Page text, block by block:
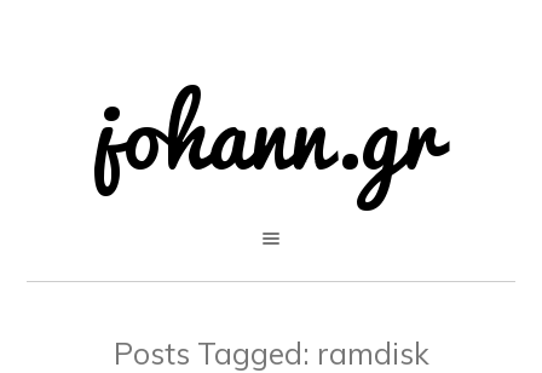
Posts Tagged: ramdisk